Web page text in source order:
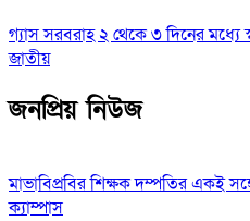
গ্যাস সরবরাহ ২ থেকে ৩ দিনের মধ্যে
জাতীয়
জনপ্রিয় নিউজ
মাভাবিপ্রবির শিক্ষক দম্পতির একই
ক্যাম্পাস